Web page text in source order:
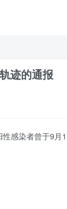
迹的通报
感染者曾于9